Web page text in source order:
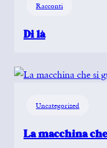
Racconti
Di là
Uncategorized
La macchina